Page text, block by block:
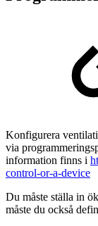
Konfigurera
via
information finns i
control-or-a-device
Du måste ställa in
måste du också